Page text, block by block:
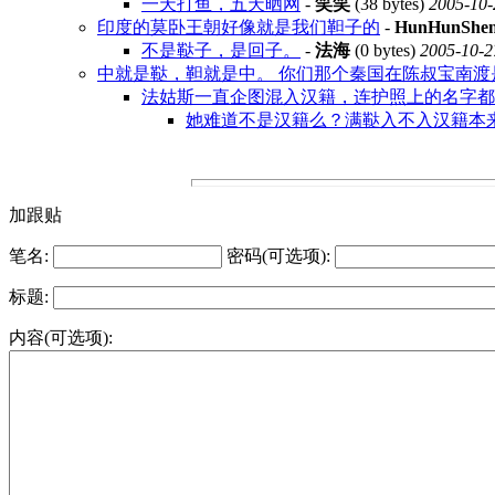
一天打鱼，五天晒网 - 笑笑 (38 bytes) 2005-
印度的莫卧王朝好像就是我们靼子的 -
不是鞑子，是回子。
- 法海(0 bytes) 2005-10-
中就是鞑，靼就是中。 你们那个秦国在陈叔宝南
法姑斯一直企图混入汉籍，连护照上的名字
她难道不是汉籍么？满鞑入不入汉籍本
加跟贴
笔名: 密码(可选项):
标题:
内容(可选项):